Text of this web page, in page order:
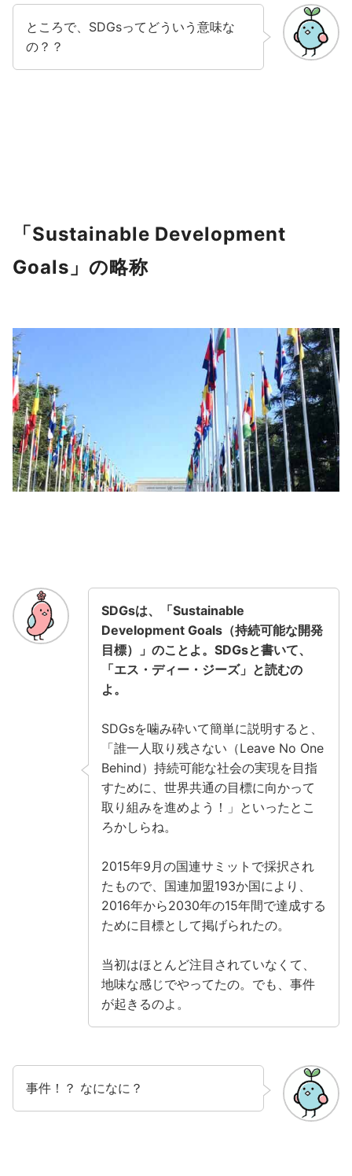
ところで、SDGsってどういう意味な
の？？
「Sustainable Development
Goals」の略称
SDGsは、「Sustainable
Development Goals（持続可能な開発
目標）」のことよ。SDGsと書いて、
「エス・ディー・ジーズ」と読むの
よ。
SDGsを噛み砕いて簡単に説明すると、
「誰一人取り残さない（Leave No One
Behind）持続可能な社会の実現を目指
すために、世界共通の目標に向かって
取り組みを進めよう！」といったとこ
ろかしらね。
2015年9月の国連サミットで採択され
たもので、国連加盟193か国により、
2016年から2030年の15年間で達成する
ために目標として掲げられたの。
当初はほとんど注目されていなくて、
地味な感じでやってたの。でも、事件
が起きるのよ。
事件！？ なになに？